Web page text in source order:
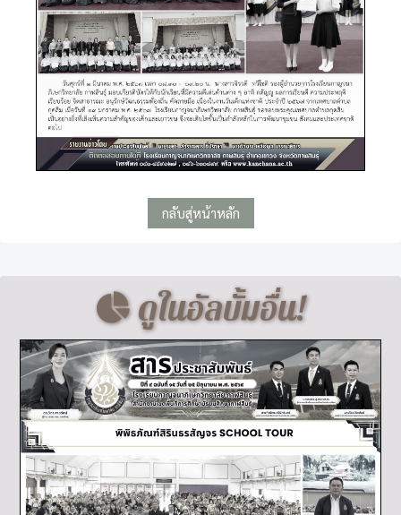
กลับสู่หน้าหลัก
ดูในอัลบั้มอื่น!